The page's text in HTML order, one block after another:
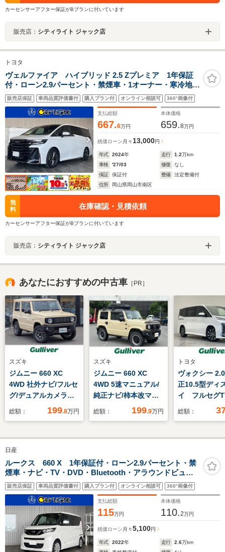
カーセンサーアフター保証がBプランに付いています
販売店： シティライト ジャック店
トヨタ
ヴェルファイア ハイブリッド 2.5 Zプレミア 1年保証
付・ローン2.9パーセント・禁煙車・1オーナー・寒冷地仕
様・デジタルインナーミラー・ムーンルーフ・パノラミ
ックビューモニター・トヨタセーフティ・トヨタチーム
メイト・クルーズコントロール・ドラレコ
販売店保証 車両品質評価書付 購入プラン付 オンライン相談可 360°画像付
支払総額
667.6万円
本体価格
659.8万円
残価ローン 月々13,000円
年式 2024年 走行 1.2万km
車検
'27/03 修復
なし
保証
保証付 整備
法定整備付
住所
岡山県岡山市南区
無
料
在庫確認・見積依頼
カーセンサーアフター保証がBプランに付いています
販売店： シティライト ジャック店
あなたにおすすめの中古車 ［PR］
スズキ
ジムニー 660 XC
4WD 社外ナビ/フルセ
グ/デュアルカメラブ
レーキサポート/クル
横滑り防止装置/ヒル
ディセントコントロー
ル
総額： 199.8万円
スズキ
ジムニー 660 XC
4WD 5速マニュアル/
純正ナビ/柿本改マフ
ラー/バックカメラ/レ
ズコントロール/アイ
突軽減ブレーキ/レー
ンキープ/デジタルイ
ンナーミラ
ー/Bluetooth/
総額： 199.9万円
トヨタ
ヴォクシー
正10.5型ディ
イ フルセグ
ックカメラ
ライト オー
ークルーズ
AC ETC2.0
ブレコーダー
トキー
総額：
日産
ルークス 660 X 1年保証付・ローン2.9パーセント・禁
煙車・ナビ・TV・DVD・Bluetooth・アラウンドビュー
モニター・エマージェンシーブレーキ・アイドリングス
トップ・クリアランスソナー・パワースライドドア・ス
マートキー・ETC
販売店保証 車両品質評価書付 購入プラン付 オンライン相談可 360°画像付
支払総額
115万円
本体価格
110.2万円
残価ローン 月々5,100円
年式 2022年 走行 2.6万km